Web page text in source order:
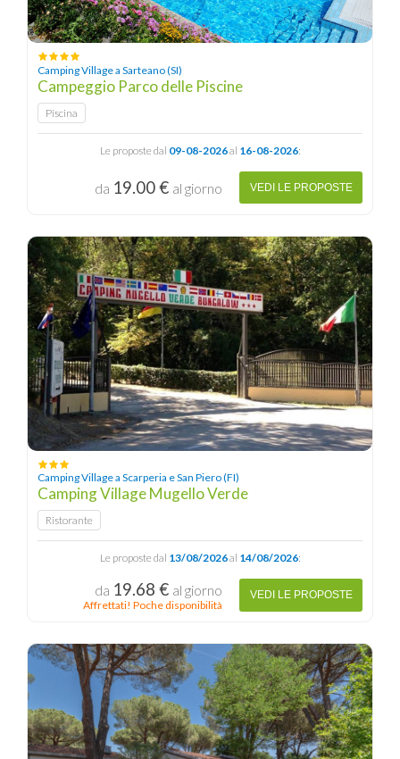
Camping Village a Sarteano (SI)
Campeggio Parco delle Piscine
Piscina
Le proposte dal 09-08-2026al 16-08-2026:
da 19.00 € al giorno VEDI LE PROPOSTE
Camping Village a Scarperia e San Piero (FI)
Camping Village Mugello Verde
Ristorante
Le proposte dal 13/08/2026al 14/08/2026:
da 19.68 € al giorno
Affrettati! Poche disponibilità
VEDI LE PROPOSTE